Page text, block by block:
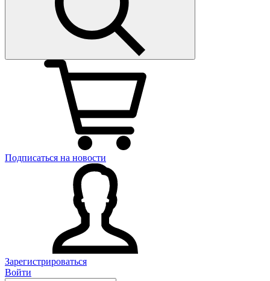
Подписаться на новости
Зарегистрироваться
Войти